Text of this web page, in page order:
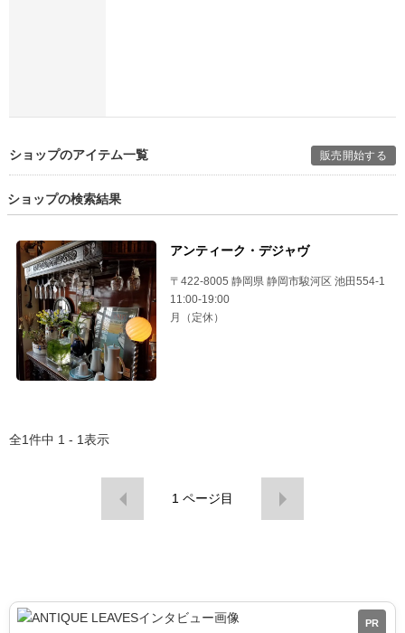
ショップのアイテム一覧 販売開始する
ショップの検索結果
アンティーク・デジャヴ
〒422-8005 静岡県 静岡市駿河区 池田554-1
11:00-19:00
月（定休）
全1件中 1 - 1表示
1 ページ目
PR